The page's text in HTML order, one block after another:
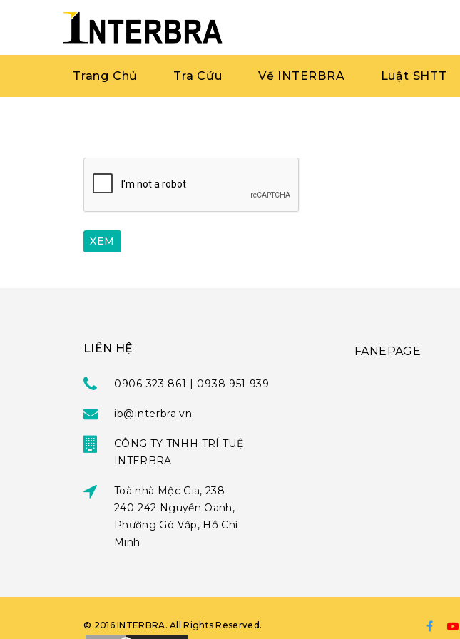
Trang Chủ Tra Cứu Về INTERBRA Luật SHTT
LIÊN HỆ
0906 323 861 | 0938 951 939
ib@interbra.vn
CÔNG TY TNHH TRÍ TUỆ
INTERBRA
Toà nhà Mộc Gia, 238-
240-242 Nguyễn Oanh,
Phường Gò Vấp, Hồ Chí
Minh
FANEPAGE
© 2016 INTERBRA. All Rights Reserved.